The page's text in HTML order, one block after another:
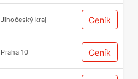
Jihočeský kraj Ceník
Praha 10 Ceník